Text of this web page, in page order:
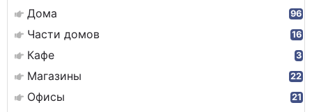
Дома 96
Части домов 16
Кафе 3
Магазины 22
Офисы 21